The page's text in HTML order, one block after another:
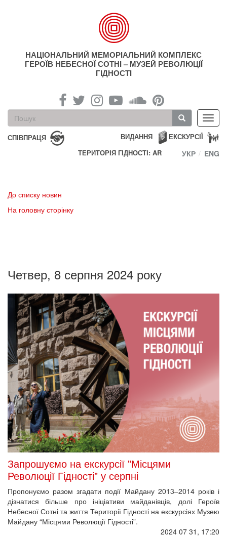
НАЦІОНАЛЬНИЙ МЕМОРІАЛЬНИЙ КОМПЛЕКС
ГЕРОЇВ НЕБЕСНОЇ СОТНІ – МУЗЕЙ РЕВОЛЮЦІЇ
ГІДНОСТІ
Пошукова
форма
Пошук
СПІВПРАЦЯ ЕКСКУРСІЇ
ВИДАННЯ
ТЕРИТОРІЯ ГІДНОСТІ: AR
УКР ENG
До списку новин
На головну сторінку
Четвер, 8 серпня 2024 року
Запрошуємо на екскурсії "Місцями
Революції Гідності" у серпні
Пропонуємо разом згадати події Майдану 2013–2014 років і
дізнатися більше про ініціативи майданівців, долі Героїв
Небесної Сотні та життя Території Гідності на екскурсіях Музею
Майдану “Місцями Революції Гідності”.
2024 07 31, 17:20